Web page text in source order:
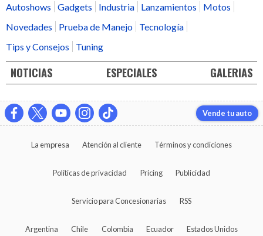
Autoshows
Gadgets Industria Lanzamientos
Motos
Novedades
Prueba de Manejo
Tecnología
Tips y Consejos
Tuning
NOTICIAS ESPECIALES GALERIAS
Vende tu auto
La empresa Atención al cliente Términos y condiciones
Políticas de privacidad Pricing Publicidad
Servicio para Concesionarias RSS
Argentina Chile Colombia Ecuador Estados Unidos